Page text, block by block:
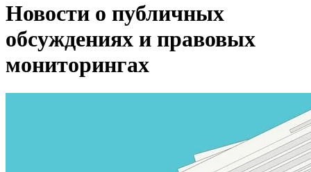
Новости о публичных
обсуждениях и правовых
мониторингах